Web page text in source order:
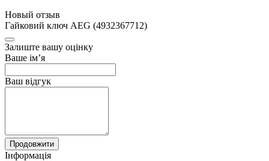
Новый отзыв
Гайковий ключ АЕG (4932367712)
Залиште вашу оцінку
Ваше ім’я
Ваш відгук
Продовжити
Інформація